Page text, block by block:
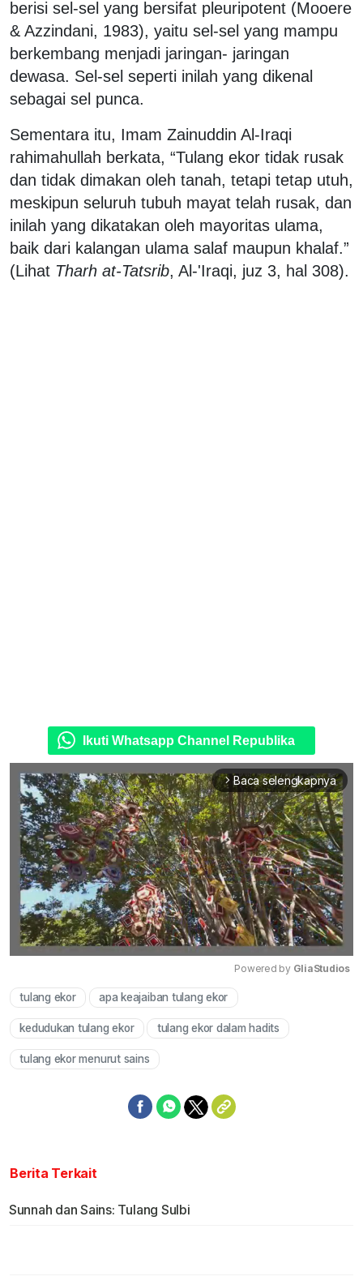
berisi sel-sel yang bersifat pleuripotent (Mooere
& Azzindani, 1983), yaitu sel-sel yang mampu
berkembang menjadi jaringan- jaringan
dewasa. Sel-sel seperti inilah yang dikenal
sebagai sel punca.
Sementara itu, Imam Zainuddin Al-Iraqi
rahimahullah berkata, “Tulang ekor tidak rusak
dan tidak dimakan oleh tanah, tetapi tetap utuh,
meskipun seluruh tubuh mayat telah rusak, dan
inilah yang dikatakan oleh mayoritas ulama,
baik dari kalangan ulama salaf maupun khalaf.”
(Lihat Tharh at-Tatsrib, Al-'Iraqi, juz 3, hal 308).
Ikuti Whatsapp Channel Republika
arrow_forward_ios Baca selengkapnya
Powered by GliaStudios
tulang ekor apa keajaiban tulang ekor
kedudukan tulang ekor tulang ekor dalam hadits
tulang ekor menurut sains
Berita Terkait
Sunnah dan Sains: Tulang Sulbi